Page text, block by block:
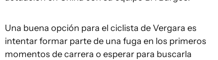
Una buena opción para el ciclista de Vergara es
intentar formar parte de una fuga en los primeros
momentos de carrera o esperar para buscarla